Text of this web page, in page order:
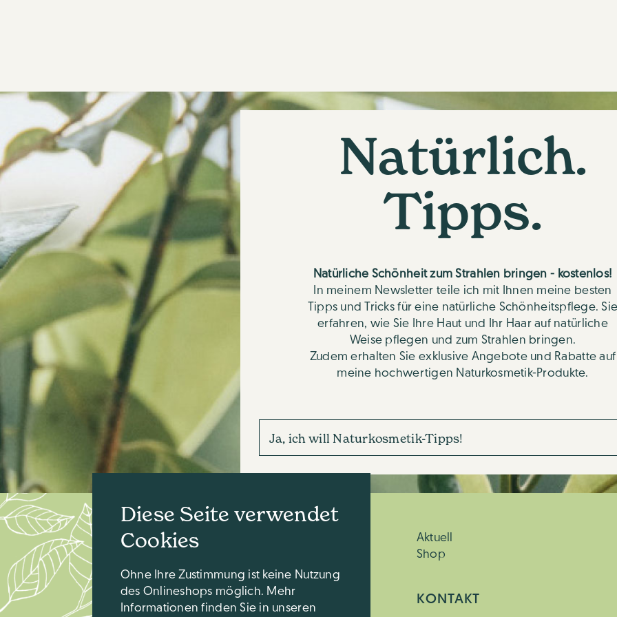
Natürlich.
Tipps.
Natürliche Schönheit zum Strahlen bringen - kostenlos!
In meinem Newsletter teile ich mit Ihnen meine besten
Tipps und Tricks für eine natürliche Schönheitspflege.
erfahren, wie Sie Ihre Haut und Ihr Haar auf natürliche
Weise pflegen und zum Strahlen bringen.
Zudem erhalten Sie exklusive Angebote und Rabatte auf
meine hochwertigen Naturkosmetik-Produkte.
Ja, ich will Naturkosmetik-Tipps!
Aktuell
Shop
KONTAKT
Diese Seite verwendet
Cookies
Ohne Ihre Zustimmung ist keine Nutzung
des Onlineshops möglich. Mehr
Informationen finden Sie in unseren